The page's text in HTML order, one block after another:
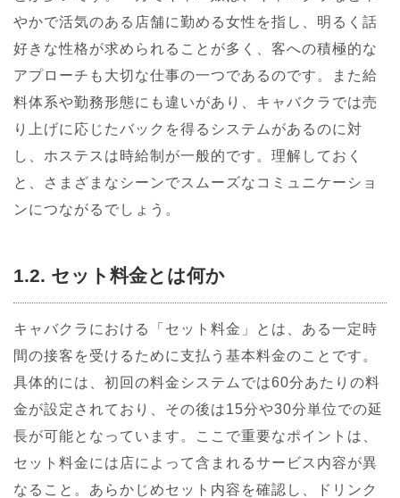
やかで活気のある店舗に勤める女性を指し、明るく話
好きな性格が求められることが多く、客への積極的な
アプローチも大切な仕事の一つであるのです。また給
料体系や勤務形態にも違いがあり、キャバクラでは売
り上げに応じたバックを得るシステムがあるのに対
し、ホステスは時給制が一般的です。理解しておく
と、さまざまなシーンでスムーズなコミュニケーショ
ンにつながるでしょう。
1.2. セット料金とは何か
キャバクラにおける「セット料金」とは、ある一定時
間の接客を受けるために支払う基本料金のことです。
具体的には、初回の料金システムでは60分あたりの料
金が設定されており、その後は15分や30分単位での延
長が可能となっています。ここで重要なポイントは、
セット料金には店によって含まれるサービス内容が異
なること。あらかじめセット内容を確認し、ドリンク